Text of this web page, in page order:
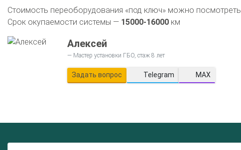
Стоимость переоборудования «под ключ» можно посмотреть
Срок окупаемости системы — 15000-16000 км
Алексей
Мастер установки ГБО, стаж 8 лет
Задать вопрос Telegram MAX